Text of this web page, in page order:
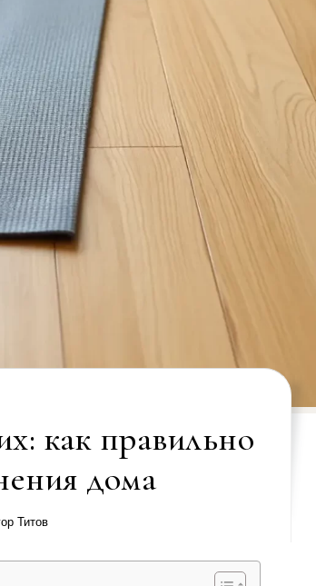
как правильно
дома
Титов